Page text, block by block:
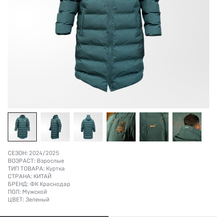
СЕЗОН: 2024/2025
ВОЗРАСТ: Взрослые
ТИП ТОВАРА: Куртка
СТРАНА: КИТАЙ
БРЕНД: ФК Краснодар
ПОЛ: Мужской
ЦВЕТ: Зеленый